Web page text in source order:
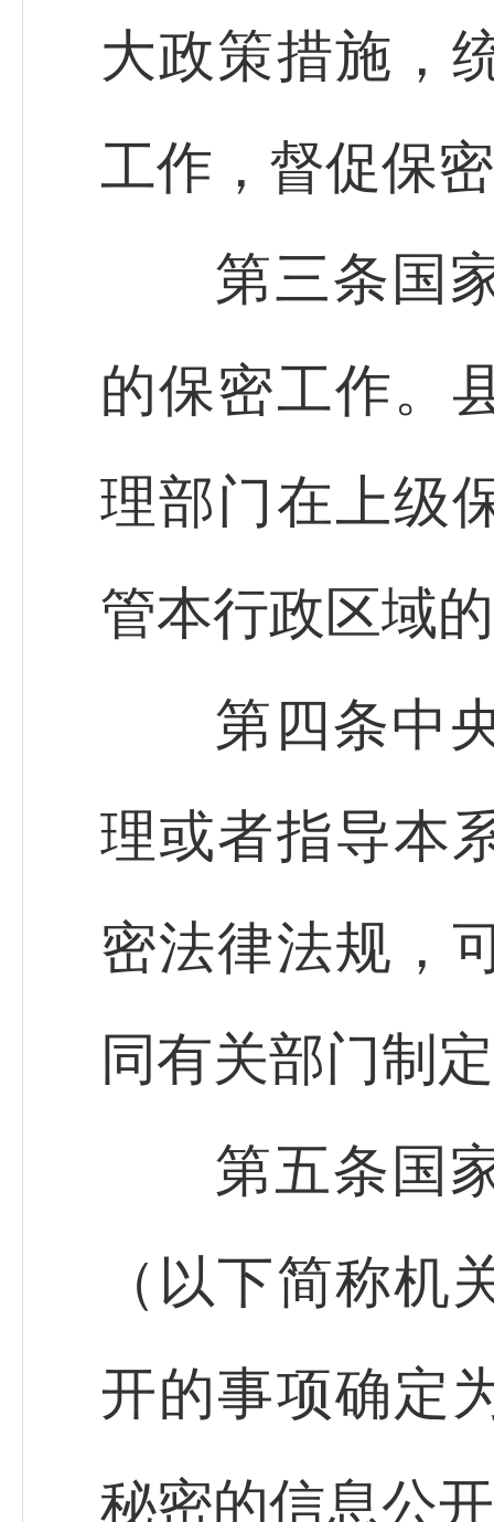
大政策措施，
工作，督促保
第三条国家
的保密工作。
理部门在上级
管本行政区域
第四条中央
理或者指导本
密法律法规，
同有关部门制
第五条国家
（以下简称机
开的事项确定
秘密的信息公